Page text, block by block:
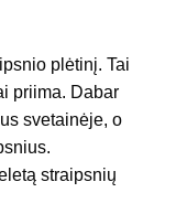
plėtinį. Tai
priima. Dabar
svetainėje, o
straipsnių